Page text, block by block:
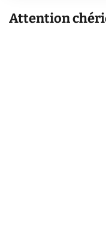
Attention